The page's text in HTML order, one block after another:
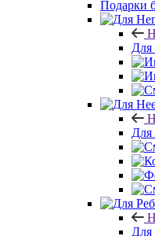
Подарки
Для
Для
Для